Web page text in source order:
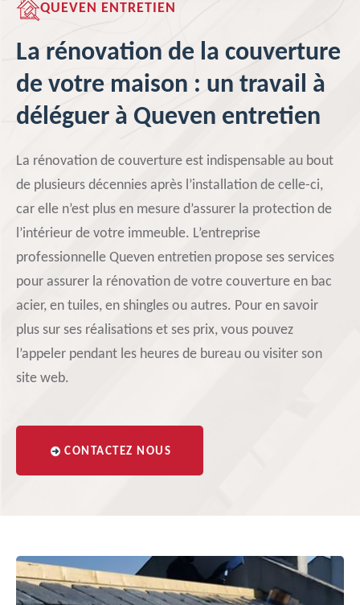
QUEVEN ENTRETIEN
La rénovation de la couverture
de votre maison : un travail à
déléguer à Queven entretien
La rénovation de couverture est indispensable au bout
de plusieurs décennies après l’installation de celle-ci,
car elle n’est plus en mesure d’assurer la protection de
l’intérieur de votre immeuble. L’entreprise
professionnelle Queven entretien propose ses services
pour assurer la rénovation de votre couverture en bac
acier, en tuiles, en shingles ou autres. Pour en savoir
plus sur ses réalisations et ses prix, vous pouvez
l’appeler pendant les heures de bureau ou visiter son
site web.
CONTACTEZ NOUS